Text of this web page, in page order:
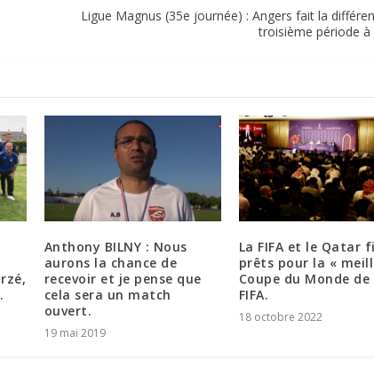
Ligue Magnus (35e journée) : Angers fait la
troisième période à
Anthony BILNY : Nous
aurons la chance de
recevoir et je pense que
cela sera un match
ouvert.
19 mai 2019
La FIFA et le Qatar
prêts pour la «
Coupe du Monde de
FIFA.
18 octobre 2022